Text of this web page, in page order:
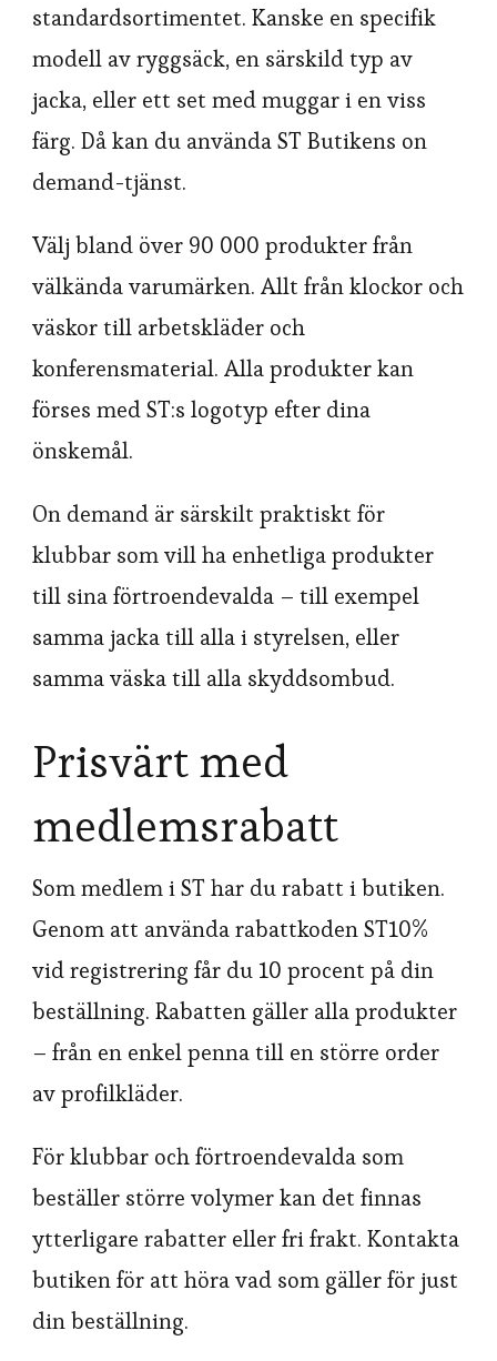
standardsortimentet. Kanske en specifik
modell av ryggsäck, en särskild typ av
jacka, eller ett set med muggar i en viss
färg. Då kan du använda ST Butikens on
demand-tjänst.
Välj bland över 90 000 produkter från
välkända varumärken. Allt från klockor och
väskor till arbetskläder och
konferensmaterial. Alla produkter kan
förses med ST:s logotyp efter dina
önskemål.
On demand är särskilt praktiskt för
klubbar som vill ha enhetliga produkter
till sina förtroendevalda – till exempel
samma jacka till alla i styrelsen, eller
samma väska till alla skyddsombud.
Prisvärt med
medlemsrabatt
Som medlem i ST har du rabatt i butiken.
Genom att använda rabattkoden ST10%
vid registrering får du 10 procent på din
beställning. Rabatten gäller alla produkter
– från en enkel penna till en större order
av profilkläder.
För klubbar och förtroendevalda som
beställer större volymer kan det finnas
ytterligare rabatter eller fri frakt. Kontakta
butiken för att höra vad som gäller för just
din beställning.